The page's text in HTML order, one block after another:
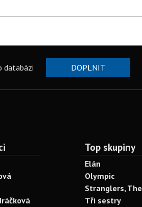
DOPLNIT
Top skupiny
Elán
Olympic
Stranglers, The
Tři sestry